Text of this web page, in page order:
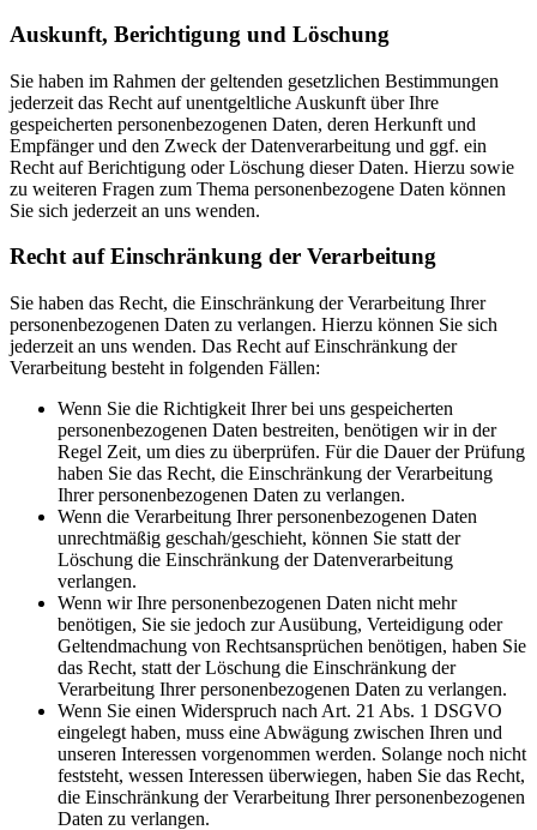
Auskunft, Berichtigung und Löschung
Sie haben im Rahmen der geltenden gesetzlichen Bestimmungen
jederzeit das Recht auf unentgeltliche Auskunft über Ihre
gespeicherten personenbezogenen Daten, deren Herkunft und
Empfänger und den Zweck der Datenverarbeitung und ggf. ein
Recht auf Berichtigung oder Löschung dieser Daten. Hierzu sowie
zu weiteren Fragen zum Thema personenbezogene Daten können
Sie sich jederzeit an uns wenden.
Recht auf Einschränkung der Verarbeitung
Sie haben das Recht, die Einschränkung der Verarbeitung Ihrer
personenbezogenen Daten zu verlangen. Hierzu können Sie sich
jederzeit an uns wenden. Das Recht auf Einschränkung der
Verarbeitung besteht in folgenden Fällen:
Wenn Sie die Richtigkeit Ihrer bei uns gespeicherten
personenbezogenen Daten bestreiten, benötigen wir in der
Regel Zeit, um dies zu überprüfen. Für die Dauer der Prüfung
haben Sie das Recht, die Einschränkung der Verarbeitung
Ihrer personenbezogenen Daten zu verlangen.
Wenn die Verarbeitung Ihrer personenbezogenen Daten
unrechtmäßig geschah/geschieht, können Sie statt der
Löschung die Einschränkung der Datenverarbeitung
verlangen.
Wenn wir Ihre personenbezogenen Daten nicht mehr
benötigen, Sie sie jedoch zur Ausübung, Verteidigung oder
Geltendmachung von Rechtsansprüchen benötigen, haben Sie
das Recht, statt der Löschung die Einschränkung der
Verarbeitung Ihrer personenbezogenen Daten zu verlangen.
Wenn Sie einen Widerspruch nach Art. 21 Abs. 1 DSGVO
eingelegt haben, muss eine Abwägung zwischen Ihren und
unseren Interessen vorgenommen werden. Solange noch nicht
feststeht, wessen Interessen überwiegen, haben Sie das Recht,
die Einschränkung der Verarbeitung Ihrer personenbezogenen
Daten zu verlangen.